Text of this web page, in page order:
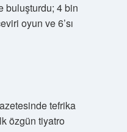
buluşturdu; 4 bin
oyun ve 6’sı
tefrika
özgün tiyatro